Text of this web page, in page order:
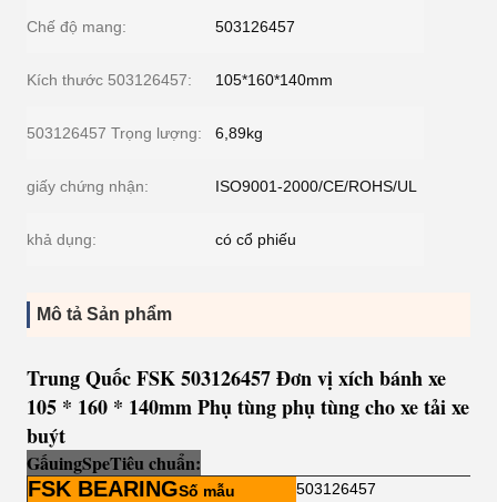
Chế độ mang: 503126457
Kích thước 503126457: 105*160*140mm
503126457 Trọng lượng: 6,89kg
giấy chứng nhận: ISO9001-2000/CE/ROHS/UL
khả dụng: có cổ phiếu
Mô tả Sản phẩm
Trung Quốc FSK 503126457 Đơn vị xích bánh xe
105 * 160 * 140mm Phụ tùng phụ tùng cho xe tải xe
buýt
GấuingSpeTiêu chuẩn:
FSK BEARINGSố mẫu
503126457